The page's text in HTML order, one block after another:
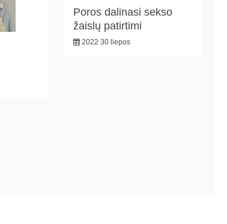
Poros dalinasi sekso
žaislų patirtimi
2022 30 liepos